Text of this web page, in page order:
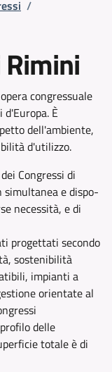
/
congressuale
È
dell'ambiente,
d'utilizzo.
Congressi di
simultanea e dispo­
necessità, e di
progettati secondo
sostenibilità
impianti a
orientate al
delle
totale è di